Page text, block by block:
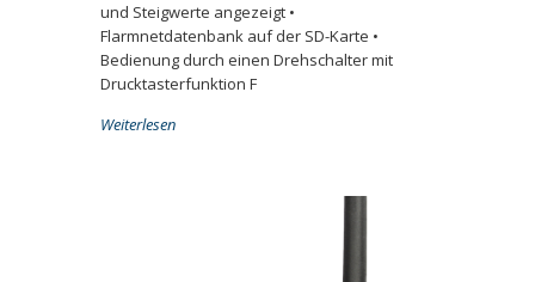
und Steigwerte angezeigt •
Flarmnetdatenbank auf der SD-Karte •
Bedienung durch einen Drehschalter mit
Drucktasterfunktion F
Weiterlesen